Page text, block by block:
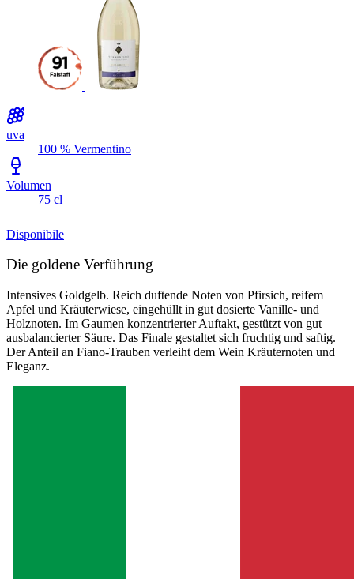
uva
100 % Vermentino
Volumen
75 cl
Disponibile
Die goldene Verführung
Intensives Goldgelb. Reich duftende Noten von Pfirsich, reifem
Apfel und Kräuterwiese, eingehüllt in gut dosierte Vanille- und
Holznoten. Im Gaumen konzentrierter Auftakt, gestützt von gut
ausbalancierter Säure. Das Finale gestaltet sich fruchtig und saftig.
Der Anteil an Fiano-Trauben verleiht dem Wein Kräuternoten und
Eleganz.